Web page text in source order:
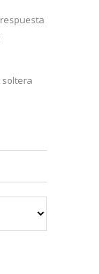
soltera